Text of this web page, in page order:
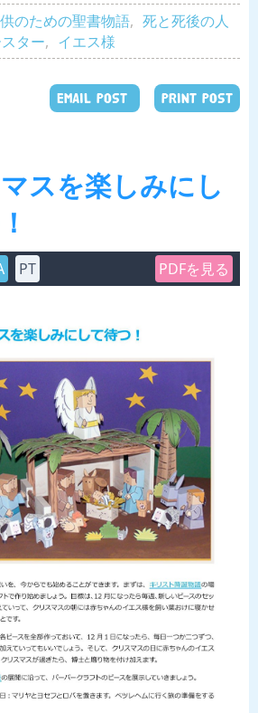
のための聖書物語, 死と死後の人
ター, イエス様
EMAIL POST PRINT POST
スを楽しみにし
PT PDFを見る